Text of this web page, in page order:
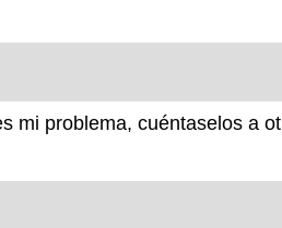
mi problema, cuéntaselos a